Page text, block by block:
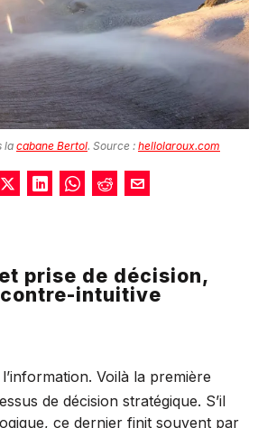
la cabane Bertol. Source : hellolaroux.com
prise de décision,
intuitive
Voilà la première
de décision stratégique. S’il
ce dernier finit souvent par